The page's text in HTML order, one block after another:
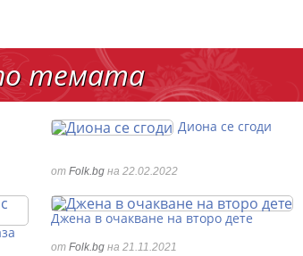
темата
Диона се сгоди
от Folk.bg на 22.02.2022
Джена в очакване на второ дете
от Folk.bg на 21.11.2021